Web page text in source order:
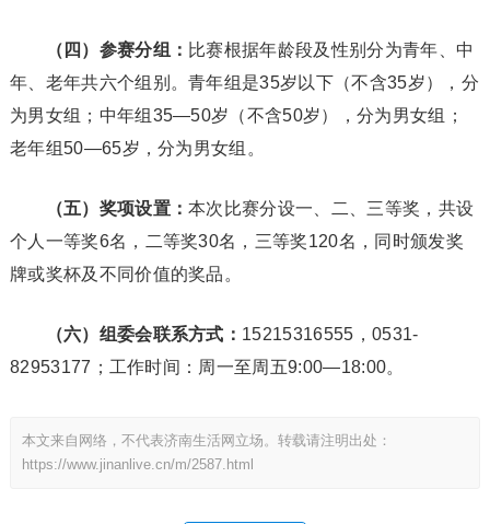
（四） 参赛分组： 比赛根据年龄段及性别分为青年、中
年、老年共六个组别。青年组是35岁以下（不含35岁），分
为男女组；中年组35—50岁（不含50岁），分为男女组；
老年组50—65岁，分为男女组。
（五） 奖项设置：本次比赛分设一、二、三等奖，共设
个人一等奖6名，二等奖30名，三等奖120名，同时颁发奖
牌或奖杯及不同价值的奖品。
（六） 组委会联系方式： 15215316555，0531-
82953177；工作时间：周一至周五9:00—18:00。
本文来自网络，不代表济南生活网立场。转载请注明出处：
https://www.jinanlive.cn/m/2587.html